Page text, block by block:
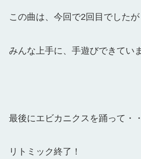
この曲は、今回で2回目でしたが
みんな上手に、手遊びできてい
最後にエビカニクスを踊って・
リトミック終了！